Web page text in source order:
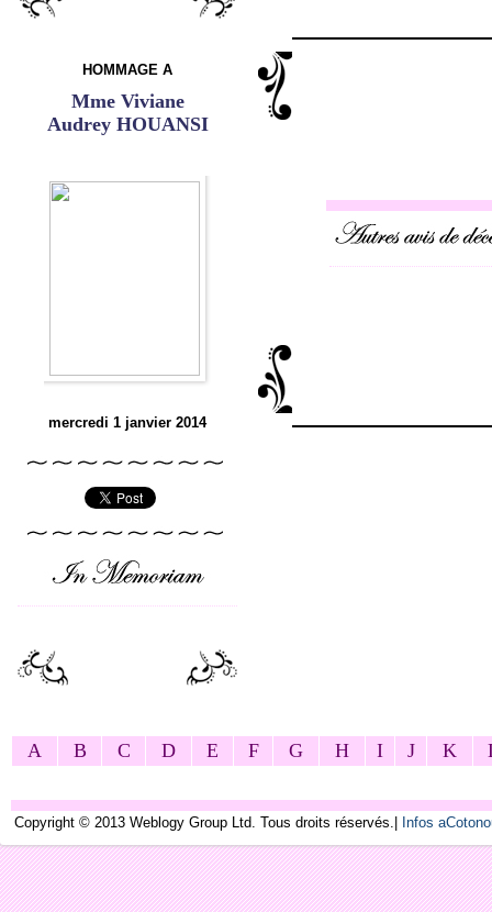
HOMMAGE A
Mme Viviane
Audrey HOUANSI
mercredi 1 janvier 2014
A B C D E F G H I J K
Copyright © 2013 Weblogy Group Ltd. Tous droits réservés.| Infos